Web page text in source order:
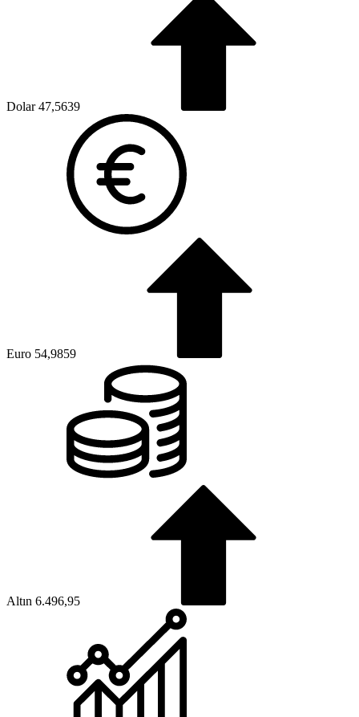
Dolar 47,5639
Euro 54,9859
Altın 6.496,95